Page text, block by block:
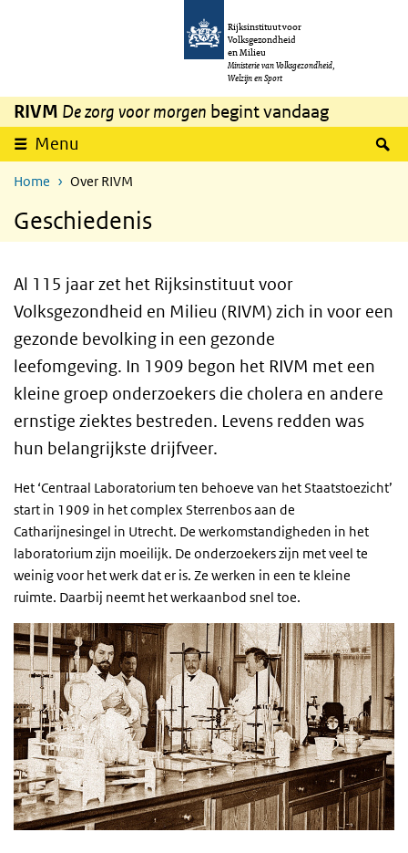
Overslaan en naar de inhoud gaan
Rijksinstituut voor
Volksgezondheid
en Milieu
Ministerie van Volksgezondheid,
Welzijn en Sport
RIVM De zorg voor morgen begint vandaag
Menu
Home Over RIVM
Geschiedenis
Al 115 jaar zet het Rijksinstituut voor
Volksgezondheid en Milieu (RIVM) zich in voor een
gezonde bevolking in een gezonde
leefomgeving. In 1909 begon het RIVM met een
kleine groep onderzoekers die cholera en andere
ernstige ziektes bestreden. Levens redden was
hun belangrijkste drijfveer.
Het ‘Centraal Laboratorium ten behoeve van het Staatstoezicht’
start in 1909 in het complex Sterrenbos aan de
Catharijnesingel in Utrecht. De werkomstandigheden in het
laboratorium zijn moeilijk. De onderzoekers zijn met veel te
weinig voor het werk dat er is. Ze werken in een te kleine
ruimte. Daarbij neemt het werkaanbod snel toe.